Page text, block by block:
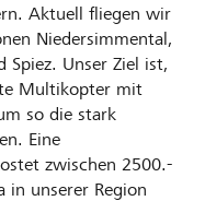
Aktuell fliegen wir
Niedersimmental,
Unser Ziel ist,
Multikopter mit
so die stark
Eine
zwischen 2500.-
unserer Region